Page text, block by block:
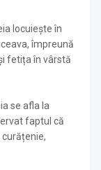
locuiește în
împreună
fetița în vârstă
se afla la
faptul că